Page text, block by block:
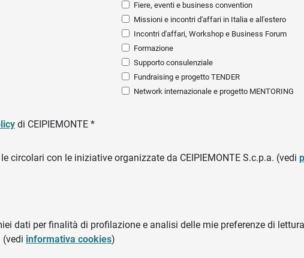
Fiere, eventi e business convention
Missioni e incontri d'affari in Italia e all'estero
Incontri d'affari, Workshop e Business Forum
Formazione
Supporto consulenziale
Fundraising e progetto TENDER
Network internazionale e progetto MENTORING
di CEIPIEMONTE *
circolari con le iniziative organizzate da CEIPIEMONTE S.c.p.a. (vedi
dati per finalità di profilazione e analisi delle mie preferenze di
(vedi informativa cookies)